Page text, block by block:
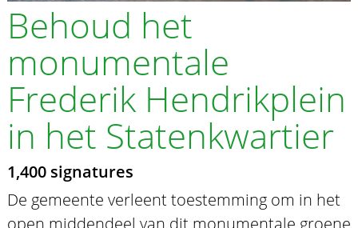
Behoud het
monumentale
Frederik Hendrikplein
in het Statenkwartier
1,400 signatures
De gemeente verleent toestemming om in het